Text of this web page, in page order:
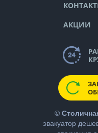
АКЦИИ
©
эвакуатор